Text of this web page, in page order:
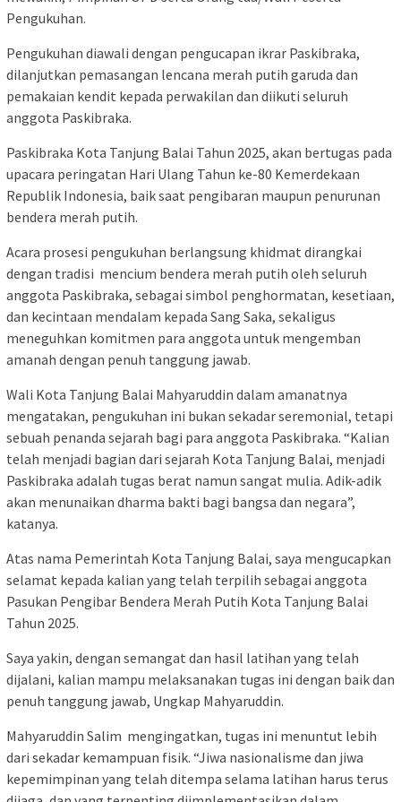
Pengukuhan.
Pengukuhan diawali dengan pengucapan ikrar Paskibraka,
dilanjutkan pemasangan lencana merah putih garuda dan
pemakaian kendit kepada perwakilan dan diikuti seluruh
anggota Paskibraka.
Paskibraka Kota Tanjung Balai Tahun 2025, akan bertugas pada
upacara peringatan Hari Ulang Tahun ke-80 Kemerdekaan
Republik Indonesia, baik saat pengibaran maupun penurunan
bendera merah putih.
Acara prosesi pengukuhan berlangsung khidmat dirangkai
dengan tradisi mencium bendera merah putih oleh seluruh
anggota Paskibraka, sebagai simbol penghormatan, kesetiaan,
dan kecintaan mendalam kepada Sang Saka, sekaligus
meneguhkan komitmen para anggota untuk mengemban
amanah dengan penuh tanggung jawab.
Wali Kota Tanjung Balai Mahyaruddin dalam amanatnya
mengatakan, pengukuhan ini bukan sekadar seremonial, tetapi
sebuah penanda sejarah bagi para anggota Paskibraka. “Kalian
telah menjadi bagian dari sejarah Kota Tanjung Balai, menjadi
Paskibraka adalah tugas berat namun sangat mulia. Adik-adik
akan menunaikan dharma bakti bagi bangsa dan negara”,
katanya.
Atas nama Pemerintah Kota Tanjung Balai, saya mengucapkan
selamat kepada kalian yang telah terpilih sebagai anggota
Pasukan Pengibar Bendera Merah Putih Kota Tanjung Balai
Tahun 2025.
Saya yakin, dengan semangat dan hasil latihan yang telah
dijalani, kalian mampu melaksanakan tugas ini dengan baik dan
penuh tanggung jawab, Ungkap Mahyaruddin.
Mahyaruddin Salim mengingatkan, tugas ini menuntut lebih
dari sekadar kemampuan fisik. “Jiwa nasionalisme dan jiwa
kepemimpinan yang telah ditempa selama latihan harus terus